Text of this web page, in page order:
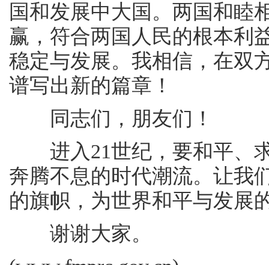
国和发展中大国。两国和睦
赢，符合两国人民的根本利
稳定与发展。我相信，在双
谱写出新的篇章！
同志们，朋友们！
进入21世纪，要和平、求
奔腾不息的时代潮流。让我
的旗帜，为世界和平与发展
谢谢大家。